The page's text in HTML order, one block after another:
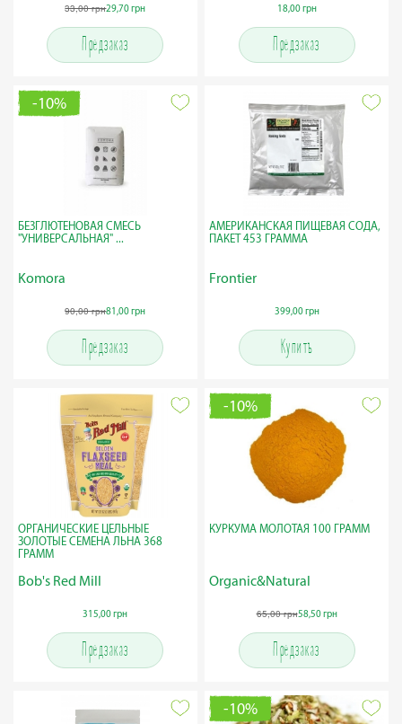
33,00 грн29,70 грн
Предзаказ
18,00 грн
Предзаказ
-10%
БЕЗГЛЮТЕНОВАЯ СМЕСЬ
"УНИВЕРСАЛЬНАЯ" ...
Komora
90,00 грн81,00 грн
Предзаказ
АМЕРИКАНСКАЯ ПИЩЕВАЯ СОДА,
ПАКЕТ 453 ГРАММА
Frontier
399,00 грн
Купить
ОРГАНИЧЕСКИЕ ЦЕЛЬНЫЕ
ЗОЛОТЫЕ СЕМЕНА ЛЬНА 368
ГРАММ
Bob's Red Mill
315,00 грн
Предзаказ
-10%
КУРКУМА МОЛОТАЯ 100 ГРАММ
Organic&Natural
65,00 грн58,50 грн
Предзаказ
-10%